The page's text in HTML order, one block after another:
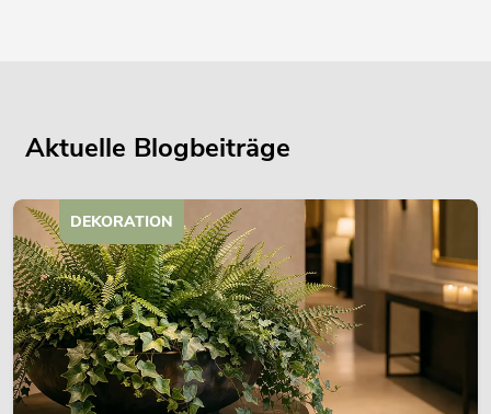
Aktuelle Blogbeiträge
DEKORATION